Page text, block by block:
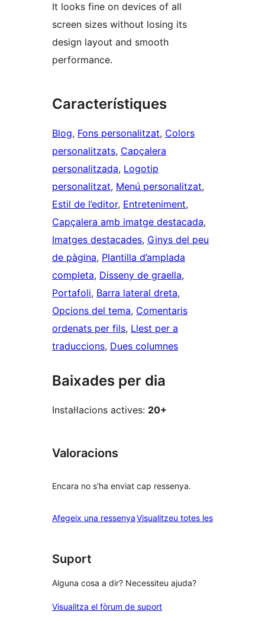
It looks fine on devices of all
screen sizes without losing its
design layout and smooth
performance.
Característiques
Blog, Fons personalitzat, Colors
personalitzats, Capçalera
personalitzada, Logotip
personalitzat, Menú personalitzat
Estil de l’editor, Entreteniment
Capçalera amb imatge destacada
Imatges destacades, Ginys del peu
de pàgina, Plantilla d’amplada
completa, Disseny de graella
Portafoli, Barra lateral dreta
Opcions del tema, Comentaris
ordenats per fils, Llest per a
traduccions, Dues columnes
Baixades per dia
Instal·lacions actives: 20+
Valoracions
Encara no s'ha enviat cap ressenya.
Afegeix una ressenyaVisualitzeu totes lesressenyes
Suport
Alguna cosa a dir? Necessiteu ajuda?
Visualitza el fòrum de suport